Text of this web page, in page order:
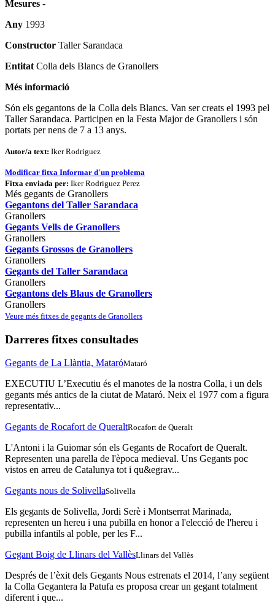
Mesures -
Any 1993
Constructor Taller Sarandaca
Entitat Colla dels Blancs de Granollers
Més informació
Són els gegantons de la Colla dels Blancs. Van ser creats el 1993 pel
Taller Sarandaca. Participen en la Festa Major de Granollers i són
portats per nens de 7 a 13 anys.
Autor/a text: Iker Rodriguez
Modificar fitxa Informar d'un problema
Fitxa enviada per: Iker Rodriguez Perez
Més gegants de Granollers
Gegantons del Taller Sarandaca
Granollers
Gegants Vells de Granollers
Granollers
Gegants Grossos de Granollers
Granollers
Gegants del Taller Sarandaca
Granollers
Gegantons dels Blaus de Granollers
Granollers
Veure més fitxes de gegants de Granollers
Darreres fitxes consultades
Gegants de La Llàntia, MataróMataró
EXECUTIU L’Executiu és el manotes de la nostra Colla, i un dels
gegants més antics de la ciutat de Mataró. Neix el 1977 com a figura
representativ...
Gegants de Rocafort de QueraltRocafort de Queralt
L'Antoni i la Guiomar són els Gegants de Rocafort de Queralt.
Representen una parella de l'època medieval. Uns Gegants poc
vistos en arreu de Catalunya tot i qu&egrav...
Gegants nous de SolivellaSolivella
Els gegants de Solivella, Jordi Serè i Montserrat Marinada,
representen un hereu i una pubilla en honor a l'elecció de l'hereu i
pubilla infantils al poble, per les F...
Gegant Boig de Llinars del VallèsLlinars del Vallès
Després de l’èxit dels Gegants Nous estrenats el 2014, l’any següent
la Colla Gegantera la Patufa es proposa crear un gegant totalment
diferent i que...